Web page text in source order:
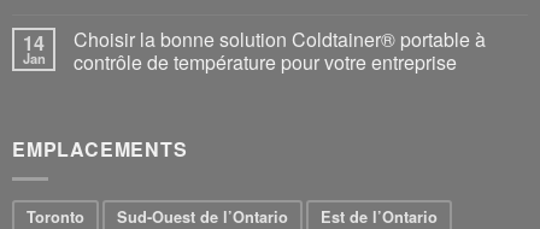
14
Jan
Choisir la bonne solution Coldtainer® portable à
contrôle de température pour votre entreprise
EMPLACEMENTS
Toronto Sud-Ouest de l’Ontario
Est de l’Ontario